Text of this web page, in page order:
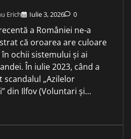
Erich Iulie 3, 2026 0
a României ne-a
că oroarea are culoare
ochii sistemului și ai
În iulie 2023, când a
scandalul „Azilelor
din Ilfov (Voluntari și…